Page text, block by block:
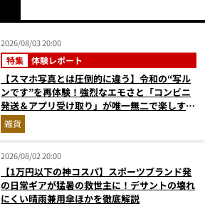
2026/08/03 20:00
特集 体験レポート
【スマホ写真とは圧倒的に違う】令和の“写ル
ンです”を再体験！強烈なエモさと「コンビニ
発送＆アプリ受け取り」が唯一無二で楽しすぎ
た雑貨
2026/08/02 20:00
【1万円以下の神コスパ】スポーツブランド発
の日常ギアが猛暑の救世主に！デサントの壊れ
にくい晴雨兼用傘ほかを徹底解説